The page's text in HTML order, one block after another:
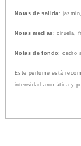
Notas de salida:
Notas medias: ciruela,
Notas de fondo: cedro
Este perfume está
intensidad aromática y